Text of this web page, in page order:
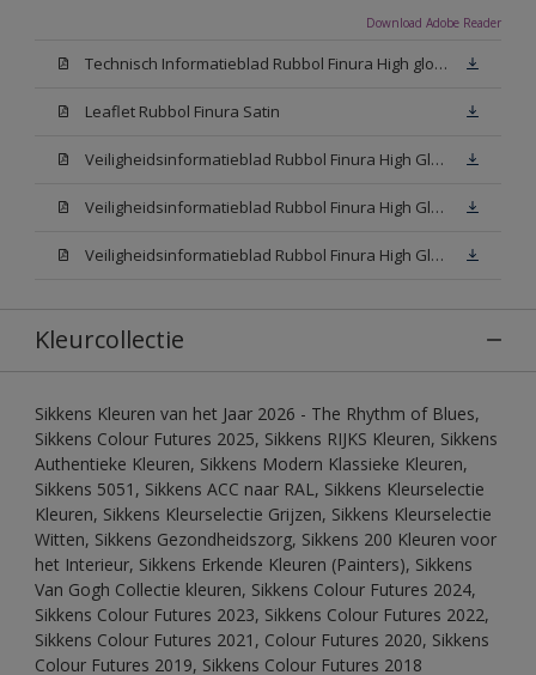
Download Adobe Reader
Technisch Informatieblad Rubbol Finura High gloss (PDF)
Leaflet Rubbol Finura Satin
Veiligheidsinformatieblad Rubbol Finura High Gloss W05 (MSDS)
Veiligheidsinformatieblad Rubbol Finura High Gloss White (MSDS)
Veiligheidsinformatieblad Rubbol Finura High Gloss N00 (MSDS)
Kleurcollectie
Sikkens Kleuren van het Jaar 2026 - The Rhythm of Blues,
Sikkens Colour Futures 2025, Sikkens RIJKS Kleuren, Sikkens
Authentieke Kleuren, Sikkens Modern Klassieke Kleuren,
Sikkens 5051, Sikkens ACC naar RAL, Sikkens Kleurselectie
Kleuren, Sikkens Kleurselectie Grijzen, Sikkens Kleurselectie
Witten, Sikkens Gezondheidszorg, Sikkens 200 Kleuren voor
het Interieur, Sikkens Erkende Kleuren (Painters), Sikkens
Van Gogh Collectie kleuren, Sikkens Colour Futures 2024,
Sikkens Colour Futures 2023, Sikkens Colour Futures 2022,
Sikkens Colour Futures 2021, Colour Futures 2020, Sikkens
Colour Futures 2019, Sikkens Colour Futures 2018